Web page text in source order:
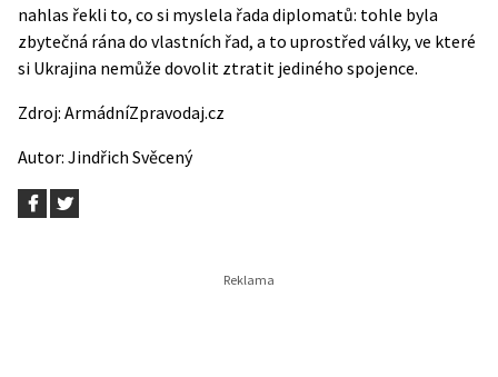
nahlas řekli to, co si myslela řada diplomatů: tohle byla
zbytečná rána do vlastních řad, a to uprostřed války, ve které
si Ukrajina nemůže dovolit ztratit jediného spojence.
Zdroj: ArmádníZpravodaj.cz
Autor: Jindřich Svěcený